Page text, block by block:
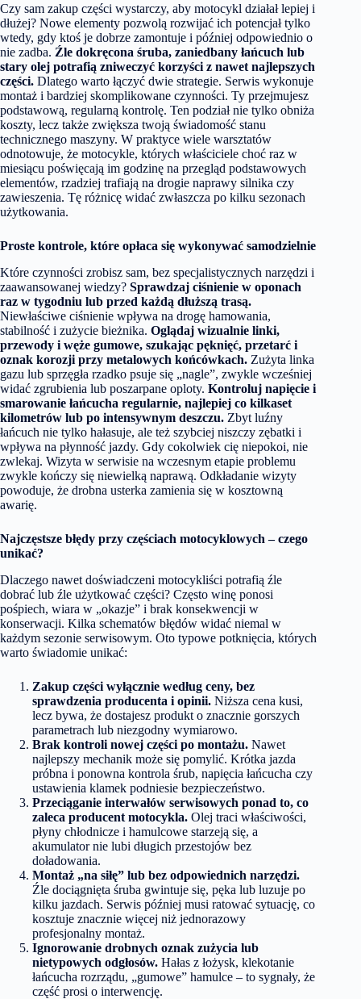
Czy sam zakup części wystarczy, aby motocykl działał lepiej i
dłużej? Nowe elementy pozwolą rozwijać ich potencjał tylko
wtedy, gdy ktoś je dobrze zamontuje i później odpowiednio o
nie zadba. Źle dokręcona śruba, zaniedbany łańcuch lub
stary olej potrafią zniweczyć korzyści z nawet najlepszych
części. Dlatego warto łączyć dwie strategie. Serwis wykonuje
montaż i bardziej skomplikowane czynności. Ty przejmujesz
podstawową, regularną kontrolę. Ten podział nie tylko obniża
koszty, lecz także zwiększa twoją świadomość stanu
technicznego maszyny. W praktyce wiele warsztatów
odnotowuje, że motocykle, których właściciele choć raz w
miesiącu poświęcają im godzinę na przegląd podstawowych
elementów, rzadziej trafiają na drogie naprawy silnika czy
zawieszenia. Tę różnicę widać zwłaszcza po kilku sezonach
użytkowania.
Proste kontrole, które opłaca się wykonywać samodzielnie
Które czynności zrobisz sam, bez specjalistycznych narzędzi i
zaawansowanej wiedzy? Sprawdzaj ciśnienie w oponach
raz w tygodniu lub przed każdą dłuższą trasą.
Niewłaściwe ciśnienie wpływa na drogę hamowania,
stabilność i zużycie bieżnika. Oglądaj wizualnie linki,
przewody i węże gumowe, szukając pęknięć, przetarć i
oznak korozji przy metalowych końcówkach. Zużyta linka
gazu lub sprzęgła rzadko psuje się „nagle”, zwykle wcześniej
widać zgrubienia lub poszarpane oploty. Kontroluj napięcie i
smarowanie łańcucha regularnie, najlepiej co kilkaset
kilometrów lub po intensywnym deszczu. Zbyt luźny
łańcuch nie tylko hałasuje, ale też szybciej niszczy zębatki i
wpływa na płynność jazdy. Gdy cokolwiek cię niepokoi, nie
zwlekaj. Wizyta w serwisie na wczesnym etapie problemu
zwykle kończy się niewielką naprawą. Odkładanie wizyty
powoduje, że drobna usterka zamienia się w kosztowną
awarię.
Najczęstsze błędy przy częściach motocyklowych – czego
unikać?
Dlaczego nawet doświadczeni motocykliści potrafią źle
dobrać lub źle użytkować części? Często winę ponosi
pośpiech, wiara w „okazje” i brak konsekwencji w
konserwacji. Kilka schematów błędów widać niemal w
każdym sezonie serwisowym. Oto typowe potknięcia, których
warto świadomie unikać:
Zakup części wyłącznie według ceny, bez
sprawdzenia producenta i opinii. Niższa cena kusi,
lecz bywa, że dostajesz produkt o znacznie gorszych
parametrach lub niezgodny wymiarowo.
Brak kontroli nowej części po montażu. Nawet
najlepszy mechanik może się pomylić. Krótka jazda
próbna i ponowna kontrola śrub, napięcia łańcucha czy
ustawienia klamek podniesie bezpieczeństwo.
Przeciąganie interwałów serwisowych ponad to, co
zaleca producent motocykla. Olej traci właściwości,
płyny chłodnicze i hamulcowe starzeją się, a
akumulator nie lubi długich przestojów bez
doładowania.
Montaż „na siłę” lub bez odpowiednich narzędzi.
Źle dociągnięta śruba gwintuje się, pęka lub luzuje po
kilku jazdach. Serwis później musi ratować sytuację, co
kosztuje znacznie więcej niż jednorazowy
profesjonalny montaż.
Ignorowanie drobnych oznak zużycia lub
nietypowych odgłosów. Hałas z łożysk, klekotanie
łańcucha rozrządu, „gumowe” hamulce – to sygnały, że
część prosi o interwencję.